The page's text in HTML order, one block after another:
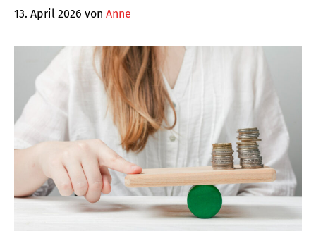
13. April 2026 von Anne